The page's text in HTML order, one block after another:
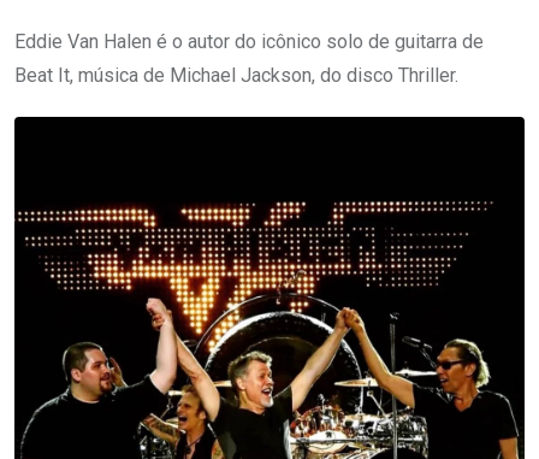
Eddie Van Halen é o autor do icônico solo de guitarra de
Beat It, música de Michael Jackson, do disco Thriller.